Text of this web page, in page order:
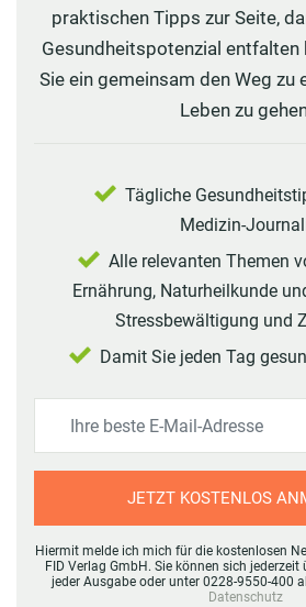
praktischen Tipps zur Seite,
Gesundheitspotenzial entfalten
Sie ein gemeinsam den Weg zu
Leben zu
Tägliche
Medizin-
Alle relevanten Themen
Ernährung, Naturheilkunde
Stressbewältigung und
Damit Sie jeden Tag
JETZT KOSTENLOS
Hiermit melde ich mich für die kostenlosen
FID Verlag GmbH. Sie können sich jederzeit
jeder Ausgabe oder unter 0228-9550-400
Datenschutz